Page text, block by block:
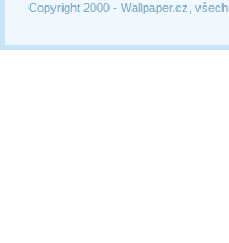
Copyright 2000 - Wallpaper.cz,